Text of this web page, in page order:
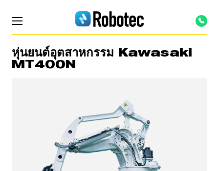
หุ่นยนต์อุตสาหกรรม Kawasaki
MT400N